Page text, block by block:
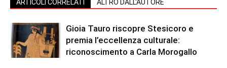
ARTICOLI CORRELATI ALTRO DALL'AUTORE
Gioia Tauro riscopre Stesicoro e
premia l’eccellenza culturale:
riconoscimento a Carla Morogallo